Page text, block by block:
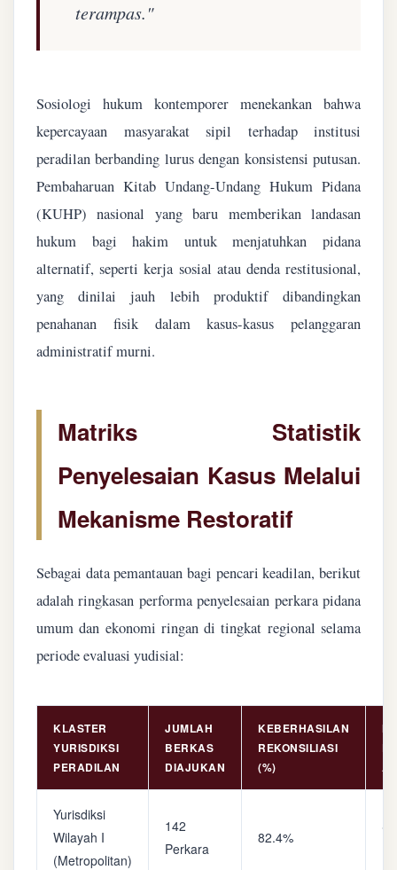
terampas."
Sosiologi hukum kontemporer menekankan bahwa
kepercayaan masyarakat sipil terhadap institusi
peradilan berbanding lurus dengan konsistensi putusan.
Pembaharuan Kitab Undang-Undang Hukum Pidana
(KUHP) nasional yang baru memberikan landasan
hukum bagi hakim untuk menjatuhkan pidana
alternatif, seperti kerja sosial atau denda restitusional,
yang dinilai jauh lebih produktif dibandingkan
penahanan fisik dalam kasus-kasus pelanggaran
administratif murni.
Matriks Statistik
Penyelesaian Kasus Melalui
Mekanisme Restoratif
Sebagai data pemantauan bagi pencari keadilan, berikut
adalah ringkasan performa penyelesaian perkara pidana
umum dan ekonomi ringan di tingkat regional selama
periode evaluasi yudisial:
KLASTER
YURISDIKSI
PERADILAN
JUMLAH
BERKAS
DIAJUKAN
KEBERHASILAN
REKONSILIASI
(%)
Yurisdiksi
Wilayah I
(Metropolitan)
142
Perkara
82.4%